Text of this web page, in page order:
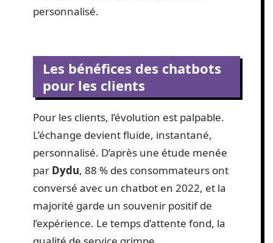
personnalisé.
Les bénéfices des chatbots
pour les clients
Pour les clients, l’évolution est palpable.
L’échange devient fluide, instantané,
personnalisé. D’après une étude menée
par Dydu, 88 % des consommateurs ont
conversé avec un chatbot en 2022, et la
majorité garde un souvenir positif de
l’expérience. Le temps d’attente fond, la